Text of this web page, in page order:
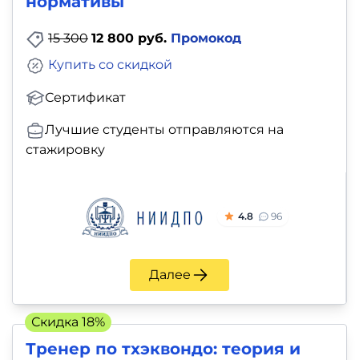
15 300 12 800 руб. Промокод
Сертификат
Купить со скидкой
Лучшие студенты отправляются на
стажировку
4.8 96
Далее
Тренер по тхэквондо: теория и
Скидка 18%